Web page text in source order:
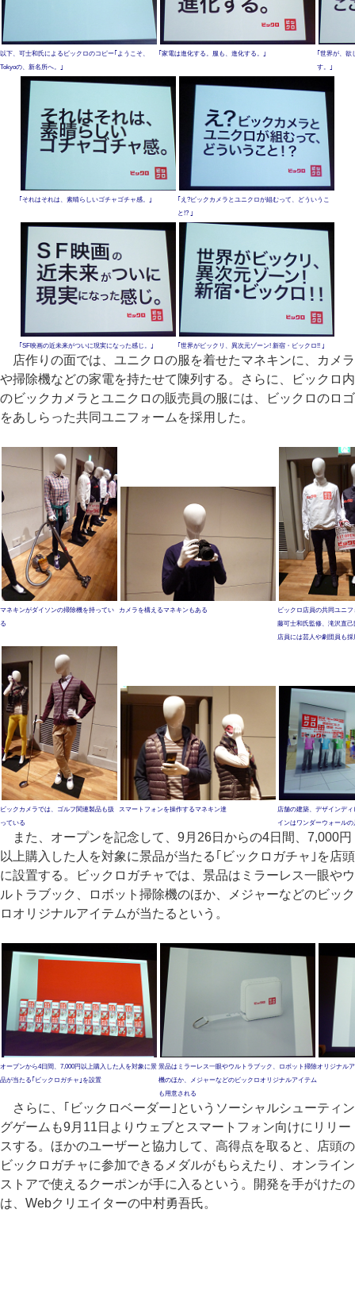
以下、可士和氏によるビックロのコピー｢ようこそ、
Tokyoの、新名所へ。｣
｢家電は進化する。服も、進化する。｣
｢世界が、欲
す。｣
｢それはそれは、素晴らしいゴチャゴチャ感。｣
｢え?ビックカメラとユニクロが組むって、どういうこ
と!? ｣
｢SF映画の近未来がついに現実になった感じ。｣ ｢世界がビックリ、異次元ゾーン! 新宿・ビックロ!! ｣
店作りの面では、ユニクロの服を着せたマネキンに、カメラ
や掃除機などの家電を持たせて陳列する。さらに、ビックロ内
のビックカメラとユニクロの販売員の服には、ビックロのロゴ
をあしらった共同ユニフォームを採用した。
マネキンがダイソンの掃除機を持ってい
る
カメラを構えるマネキンもある
ビックロ店員の共同ユニ
藤可士和氏監修、滝沢直己
店員には芸人や劇団員も
ビックカメラでは、ゴルフ関連製品も扱
っている
スマートフォンを操作するマネキン達
店舗の建築、デザインデ
インはワンダーウォール
また、オープンを記念して、9月26日からの4日間、7,000円
以上購入した人を対象に景品が当たる｢ビックロガチャ｣を店頭
に設置する。ビックロガチャでは、景品はミラーレス一眼やウ
ルトラブック、ロボット掃除機のほか、メジャーなどのビック
ロオリジナルアイテムが当たるという。
オープンから4日間、7,000円以上購入した人を対象に景
品が当たる｢ビックロガチャ｣を設置
景品はミラーレス一眼やウルトラブック、ロボット掃除
機のほか、メジャーなどのビックロオリジナルアイテム
も用意される
オリジナル
さらに、｢ビックロベーダー｣というソーシャルシューティン
グゲームも9月11日よりウェブとスマートフォン向けにリリー
スする。ほかのユーザーと協力して、高得点を取ると、店頭の
ビックロガチャに参加できるメダルがもらえたり、オンライン
ストアで使えるクーポンが手に入るという。開発を手がけたの
は、Webクリエイターの中村勇吾氏。